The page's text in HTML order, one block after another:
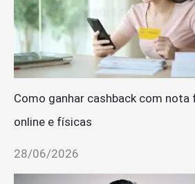
Como ganhar cashback com nota
online e físicas
28/06/2026